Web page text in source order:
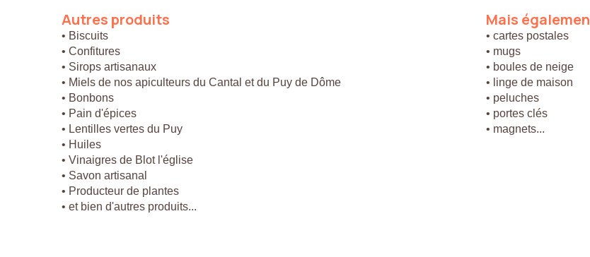
Autres produits
• Biscuits
• Confitures
• Sirops artisanaux
• Miels de nos apiculteurs du Cantal et du Puy de Dôme
• Bonbons
• Pain d'épices
• Lentilles vertes du Puy
• Huiles
• Vinaigres de Blot l'église
• Savon artisanal
• Producteur de plantes
• et bien d'autres produits...
Mais
• cartes postales
• mugs
• boules de neige
• linge de maison
• peluches
• portes clés
• magnets...